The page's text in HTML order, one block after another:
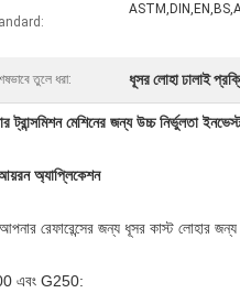
তুলে ধরা: ধূসর লোহা ঢালাই
ট্রান্সমিশন মেশিনের জন্য উচ্চ নির্ভুলতা
অ্যাপ্লিকেশন
রেফারেন্সের জন্য ধূসর কাস্ট লোহার
এবং G250: